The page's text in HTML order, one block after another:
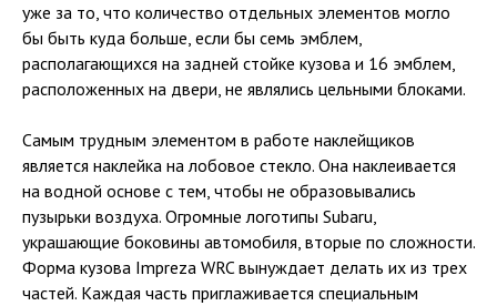
уже за то, что количество отдельных элементов могло
бы быть куда больше, если бы семь эмблем,
располагающихся на задней стойке кузова и 16 эмблем,
расположенных на двери, не являлись цельными блоками.
Самым трудным элементом в работе наклейщиков
является наклейка на лобовое стекло. Она наклеивается
на водной основе с тем, чтобы не образовывались
пузырьки воздуха. Огромные логотипы Subaru,
украшающие боковины автомобиля, вторые по сложности.
Форма кузова Impreza WRC вынуждает делать их из трех
частей. Каждая часть приглаживается специальным